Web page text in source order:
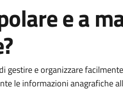
e a
gestire e organizzare
le informazioni anagrafiche